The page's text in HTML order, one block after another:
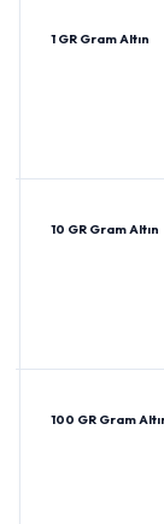
1 GR Gram Altın
10 GR Gram Altın
100 GR Gram